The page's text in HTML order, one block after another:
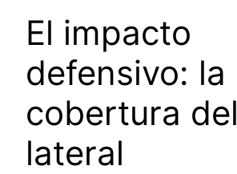
El impacto
defensivo: la
cobertura del
lateral